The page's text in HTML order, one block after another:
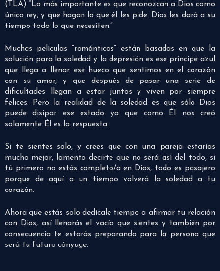
(TLA) “Lo más importante es que reconozcan a Dios como
único rey, y que hagan lo que él les pide. Dios les dará a su
tiempo todo lo que necesiten.”
Muchas películas “románticas” están basadas en que la
solución para la soledad y la depresión es ese príncipe azul
que llega a llenar ese hueco que sentimos en el corazón
con su amor, y que después de pasar una serie de
dificultades llegan a estar juntos y viven por siempre
felices. Pero la realidad de la soledad es que sólo Dios
puede disipar ese estado ya que como Él nos creó
solamente Él es la respuesta.
Si te sientes solo, y crees que con una pareja estarías
mucho mejor, lamento decirte que no será así del todo, si
tú primero no estás completo/a en Dios, todo es pasajero
porque de aquí a un tiempo volverá la soledad a tu
corazón.
Ahora que estás solo dedícale tiempo a afirmar tu relación
con Dios, así llenarás el vacío que sientes y también por
consecuencia te estarás preparando para la persona que
será tu futuro cónyuge.